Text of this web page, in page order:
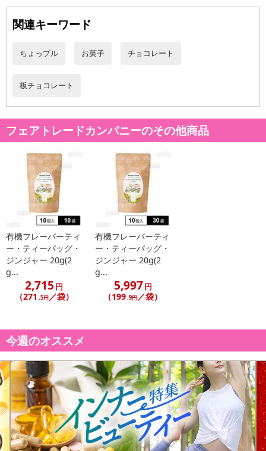
【フェアトレードチョコ･板チョコ･オーガニック ヘーゼルナッツ】
関連キーワード
ちょっプル お菓子 チョコレート
板チョコレート
フェアトレードカンパニーのその他商品
有機フレーバーティ
ー・ティーバッグ・
ジンジャー 20g(2
g...
2,715 円
（271 .5円／袋）
有機フレーバーティ
ー・ティーバッグ・
ジンジャー 20g(2
g...
5,997円
（199.9円 ／袋）
今週のオススメ